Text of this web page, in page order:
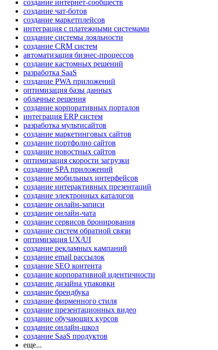
создание интернет-сообществ
создание чат-ботов
создание маркетплейсов
интеграция с платежными системами
создание системы лояльности
создание CRM систем
автоматизация бизнес-процессов
создание кастомных решений
разработка SaaS
создание PWA приложений
оптимизация базы данных
облачные решения
создание корпоративных порталов
интеграция ERP систем
разработка мультисайтов
создание маркетинговых сайтов
создание портфолио сайтов
создание новостных сайтов
оптимизация скорости загрузки
создание SPA приложений
создание мобильных интерфейсов
создание интерактивных презентаций
создание электронных каталогов
создание онлайн-записи
создание онлайн-чата
создание сервисов бронирования
создание систем обратной связи
оптимизация UX/UI
создание рекламных кампаний
создание email рассылок
создание SEO контента
создание корпоративной идентичности
создание дизайна упаковки
создание брендбука
создание фирменного стиля
создание презентационных видео
создание обучающих курсов
создание онлайн-школ
создание SaaS продуктов
еще...